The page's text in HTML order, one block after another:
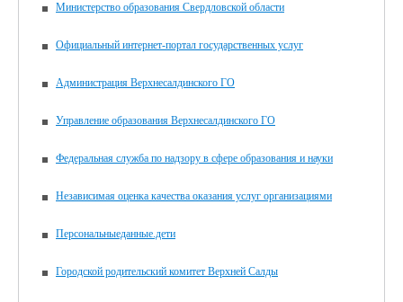
Министерство образования Свердловской области
Официальный интернет-портал государственных услуг
Администрация Верхнесалдинского ГО
Управление образования Верхнесалдинского ГО
Федеральная служба по надзору в сфере образования и науки
Независимая оценка качества оказания услуг организациями
Персональныеданные.дети
Городской родительский комитет Верхней Салды